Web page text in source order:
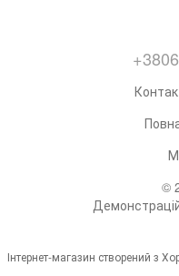
©
Інтернет-магазин створений з